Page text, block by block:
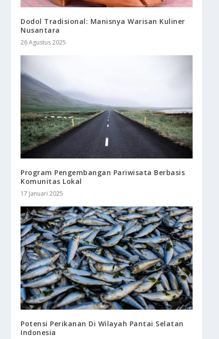
Dodol Tradisional: Manisnya Warisan Kuliner
Nusantara
26 Agustus 2025
Program Pengembangan Pariwisata Berbasis
Komunitas Lokal
17 Januari 2025
Potensi Perikanan Di Wilayah Pantai Selatan
Indonesia